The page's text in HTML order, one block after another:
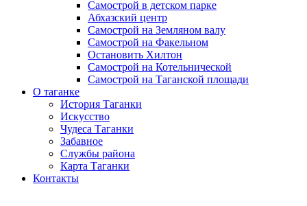
Самострой в детском парке
Абхазский центр
Самострой на Земляном валу
Самострой на Факельном
Остановить Хилтон
Самострой на Котельнической
Самострой на Таганской площади
О таганке
История Таганки
Искусство
Чудеса Таганки
Забавное
Службы района
Карта Таганки
Контакты